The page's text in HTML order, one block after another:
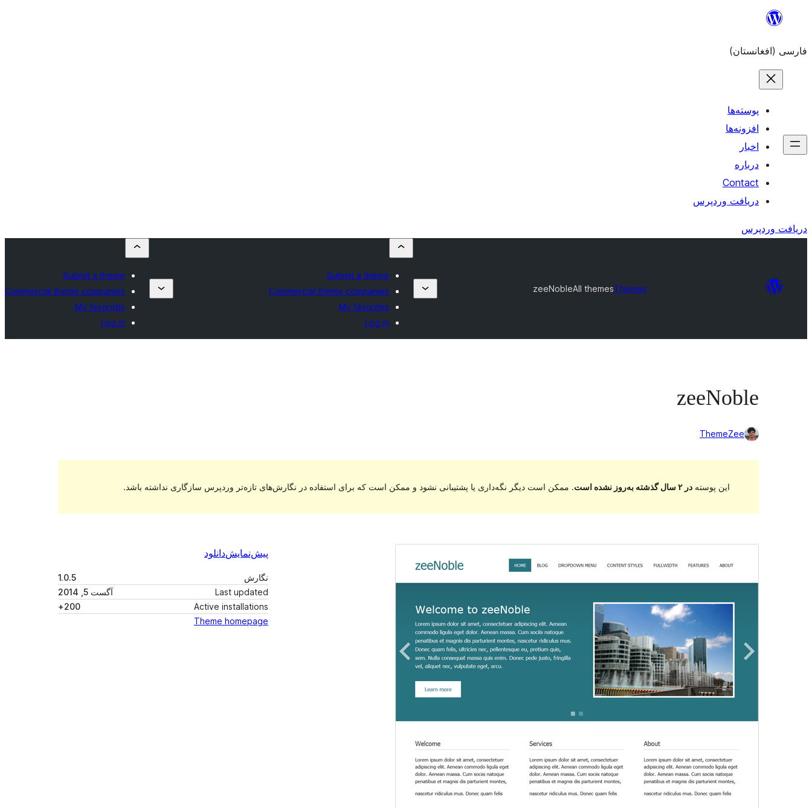
بروید
فارسی (افغانستان)
پوسته‌ها
افزونه‌ها
اخبار
درباره
Contact
دریافت وردپرس
دریافت وردپرس
Themes
All themes
zeeNoble
Submit a theme
Commercial theme companies
My favorites
Log in
Submit a theme
Commercial theme companies
My favorites
Log in
zeeNoble
ThemeZee
این پوستهدر ۲ سال گذشته به‌روز نشده است . ممکن است دیگر نگه‌داری یا پشتیبانی نشود و ممکن است که برای استفاده در نگارش‌های تازه‌تر وردپرس سازگاری نداشته باشد.
پیش‌نمایشدانلود
نگارش
1.0.5
Last updated
آگست 5, 2014
Active installations
200+
Theme homepage